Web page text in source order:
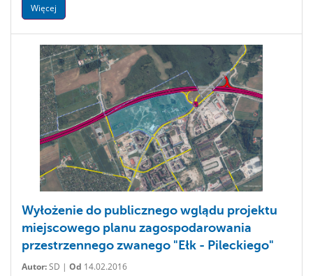
Więcej
Wyłożenie do publicznego wglądu projektu
miejscowego planu zagospodarowania
przestrzennego zwanego "Ełk - Pileckiego"
Autor:SD | Od 14.02.2016